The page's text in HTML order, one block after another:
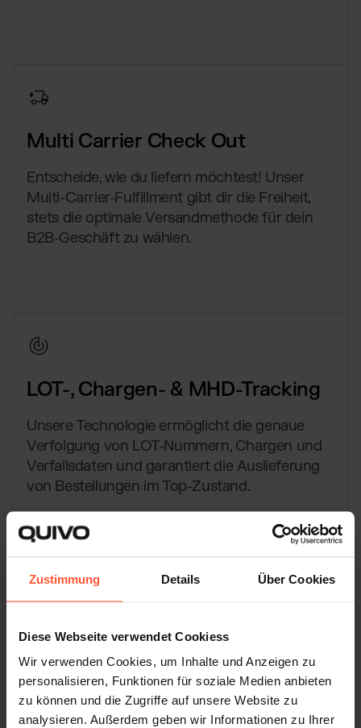
Zustimmung Details Über Cookies
Diese Webseite verwendet Cookiess
Wir verwenden Cookies, um Inhalte und Anzeigen zu
personalisieren, Funktionen für soziale Medien anbieten
zu können und die Zugriffe auf unsere Website zu
analysieren. Außerdem geben wir Informationen zu Ihrer
Multi Carrier Check Out
Entscheide, wie du liefern möchtest! Unser
Multi-Carrier-Fulfillment gibt dir die Freiheit,
stets die optimale Versandmethode für dein
B2B-Geschäft zu wählen.
LOT-, Chargen- & MHD-Tracking
Unsere Technologie ermöglicht die genaue
Verfolgung von LOT-Nummern, Chargen und
Verfallsdaten und garantiert die Auslieferung
von Bestellungen im Top-Zustand.